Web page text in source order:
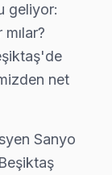
geliyor:
net
Sanyo